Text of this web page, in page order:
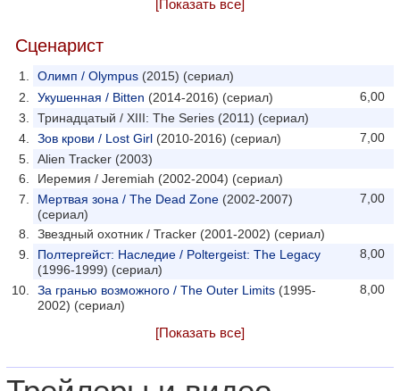
[Показать все]
Сценарист
Олимп / Olympus (2015) (сериал)
6,00
Укушенная / Bitten (2014-2016) (сериал)
Тринадцатый / XIII: The Series (2011) (сериал)
7,00
Зов крови / Lost Girl (2010-2016) (сериал)
Alien Tracker (2003)
Иеремия / Jeremiah (2002-2004) (сериал)
7,00
Мертвая зона / The Dead Zone (2002-2007)
(сериал)
Звездный охотник / Tracker (2001-2002) (сериал)
8,00
Полтергейст: Наследие / Poltergeist: The Legacy
(1996-1999) (сериал)
8,00
За гранью возможного / The Outer Limits (1995-
2002) (сериал)
[Показать все]